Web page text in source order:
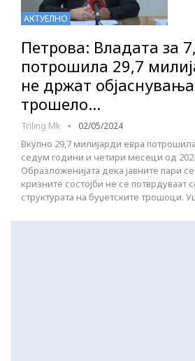
АКТУЕЛНО
Петрова: Владата за
потрошила 29,7
не држат
трошело…
Triling Mk 02/05/2024
Вкупно 29,7 милијарди евра
седум години и четири месеци од
Образложенијата дека јавните пари
кризните состојби не се потврдуваат
структурата на буџетските трошоци.